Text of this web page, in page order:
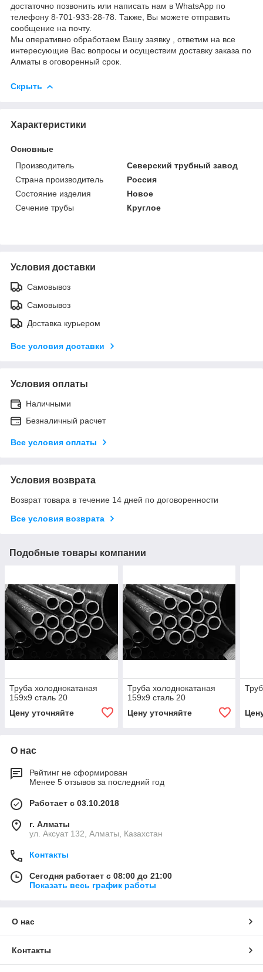
достаточно позвонить или написать нам в WhatsApp по
телефону 8-701-933-28-78. Также, Вы можете отправить
сообщение на почту.
Мы оперативно обработаем Вашу заявку , ответим на все
интересующие Вас вопросы и осуществим доставку заказа по
Алматы в оговоренный срок.
Скрыть
Характеристики
Основные
Производитель
Северский трубный завод
Страна производитель
Россия
Состояние изделия
Новое
Сечение трубы
Круглое
Условия доставки
Самовывоз
Самовывоз
Доставка курьером
Все условия доставки
Условия оплаты
Наличными
Безналичный расчет
Все условия оплаты
Условия возврата
Возврат товара в течение 14 дней по договоренности
Все условия возврата
Подобные товары компании
Труба холоднокатаная
159х9 сталь 20
Цену уточняйте
Труба холоднокатаная
159х9 сталь 20
Цену уточняйте
О нас
Рейтинг не сформирован
Менее 5 отзывов за последний год
Работает с 03.10.2018
г. Алматы
ул. Аксуат 132, Алматы, Казахстан
Контакты
Сегодня работает с 08:00 до 21:00
Показать весь график работы
О нас
Контакты